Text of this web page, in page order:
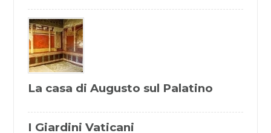
La casa di Augusto sul Palatino
I Giardini Vaticani